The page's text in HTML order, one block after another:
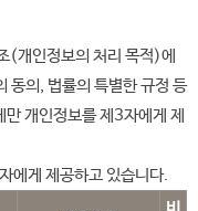
(개인정보의 처리 목적)에
동의, 법률의 특별한 규정 등
만 개인정보를 제3자에게 제
에게 제공하고 있습니다.